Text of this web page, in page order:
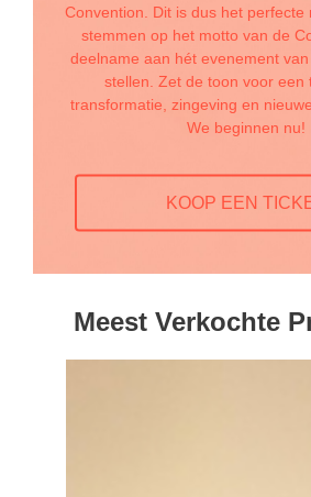
Convention. Dit is dus het perfecte
stemmen op het motto van de
deelname aan hét evenement
stellen. Zet de toon voor een
transformatie, zingeving en
We beginnen nu!
KOOP EEN
Meest Verkochte